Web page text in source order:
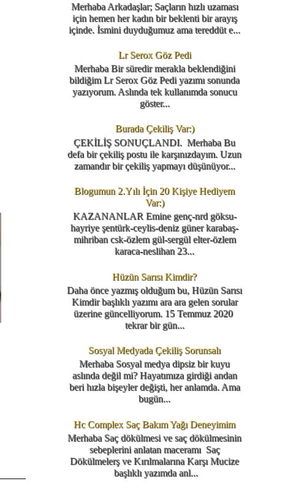
Merhaba Arkadaşlar; Saçların hızlı uzaması
için hemen her kadın bir beklenti bir arayış
içinde. İsmini duyduğumuz ama tereddüt e...
Lr Serox Göz Pedi
Merhaba Bir süredir merakla beklendiğini
bildiğim Lr Serox Göz Pedi yazımı sonunda
yazıyorum. Aslında tek kullanımda sonucu
göster...
Burada Çekiliş Var:)
ÇEKİLİŞ SONUÇLANDI. Merhaba Bu
defa bir çekiliş postu ile karşınızdayım. Uzun
zamandır bir çekiliş yapmayı düşünüyor...
Blogumun 2.Yılı İçin 20 Kişiye Hediyem
Var:)
KAZANANLAR Emine genç-nrd göksu-
hayriye şentürk-ceylis-deniz güner karabaş-
mihriban csk-özlem gül-sergül elter-özlem
karaca-neslihan 23...
Hüzün Sarısı Kimdir?
Daha önce yazmış olduğum bu, Hüzün Sarısı
Kimdir başlıklı yazımı ara ara gelen sorular
üzerine güncelliyorum. 15 Temmuz 2020
tekrar bir gün...
Sosyal Medyada Çekiliş Sorunsalı
Merhaba Sosyal medya dipsiz bir kuyu
aslında değil mi? Hayatımıza girdiği andan
beri hızla bişeyler değişti, her anlamda. Ama
bugün...
Hc Complex Saç Bakım Yağı Deneyimim
Merhaba Saç dökülmesi ve saç dökülmesinin
sebeplerini anlatan maceramı Saç
Dökülmelerş ve Kırılmalarına Karşı Mucize
başlıklı yazımda anl...